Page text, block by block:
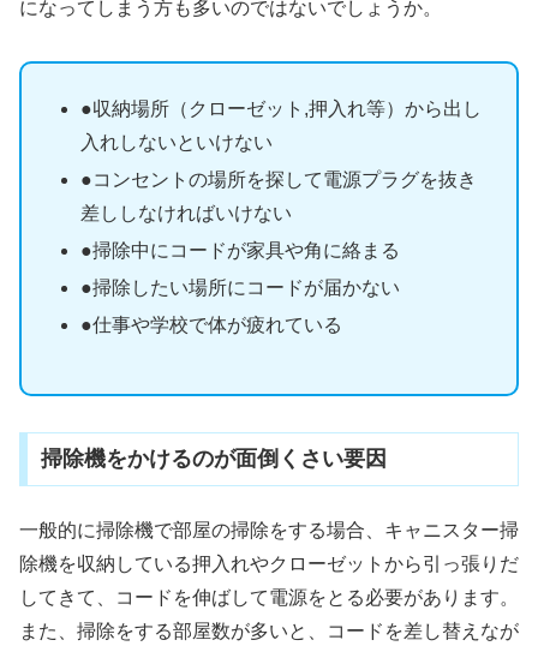
になってしまう方も多いのではないでしょうか。
●収納場所（クローゼット,押入れ等）から出し
入れしないといけない
●コンセントの場所を探して電源プラグを抜き
差ししなければいけない
●掃除中にコードが家具や角に絡まる
●掃除したい場所にコードが届かない
●仕事や学校で体が疲れている
掃除機をかけるのが面倒くさい要因
一般的に掃除機で部屋の掃除をする場合、キャニスター掃
除機を収納している押入れやクローゼットから引っ張りだ
してきて、コードを伸ばして電源をとる必要があります。
また、掃除をする部屋数が多いと、コードを差し替えなが